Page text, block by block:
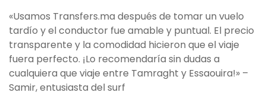
«Usamos Transfers.ma después de tomar un vuelo
tardío y el conductor fue amable y puntual. El precio
transparente y la comodidad hicieron que el viaje
fuera perfecto. ¡Lo recomendaría sin dudas a
cualquiera que viaje entre Tamraght y Essaouira!» –
Samir, entusiasta del surf